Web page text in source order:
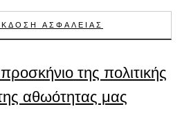
ΑΣΦΑΛΕΙΑΣ
της πολιτικής
αθωότητας μας